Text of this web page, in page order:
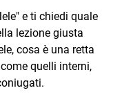
per una supplenza
A47. Ho poi
sostegno e sono
e ti chiedi quale
lezione giusta
cosa è una retta
quelli interni,